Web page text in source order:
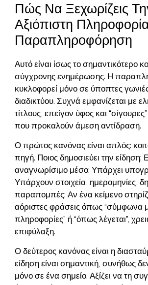
Πώς Να Ξεχωρίζεις
Αξιόπιστη
Παραπληροφόρηση
Αυτό είναι ίσως το σημαντικότερο
σύγχρονης ενημέρωσης. Η
κυκλοφορεί μόνο σε ύποπτες
διαδικτύου. Συχνά εμφανίζεται με
τίτλους, επείγον ύφος και
που προκαλούν άμεση αντίδραση.
Ο πρώτος κανόνας είναι απλός:
πηγή. Ποιος δημοσιεύει την είδηση:
αναγνωρίσιμο μέσο: Υπάρχει
Υπάρχουν στοιχεία, ημερομηνίες,
παραπομπές: Αν ένα κείμενο
αόριστες φράσεις όπως “σύμφωνα
πληροφορίες” ή “όπως λέγεται”,
επιφύλαξη.
Ο δεύτερος κανόνας είναι η
είδηση είναι σημαντική, συνήθως
μόνο σε ένα σημείο. Αξίζει να τη